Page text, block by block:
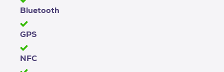
Bluetooth
GPS
NFC